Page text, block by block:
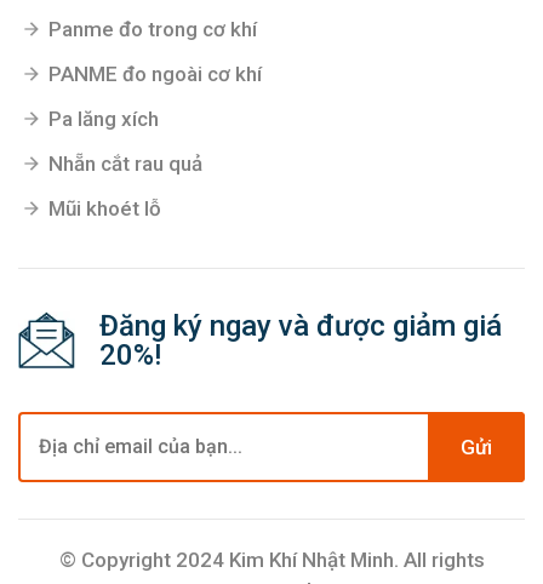
Panme đo trong cơ khí
PANME đo ngoài cơ khí
Pa lăng xích
Nhẵn cắt rau quả
Mũi khoét lỗ
Đăng ký ngay và được giảm giá
20%!
Gửi
© Copyright 2024 Kim Khí Nhật Minh. All rights